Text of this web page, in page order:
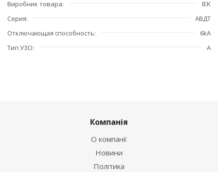
Виробник товара
IEK
Серия
АВДТ
Отключающая способность
6kA
Тип УЗО
А
Компанія
О компанії
Новини
Політика